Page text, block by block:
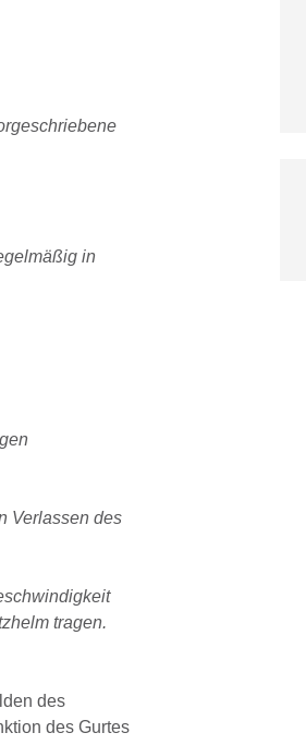
in
Verlassen des
tragen.
des
des Gurtes